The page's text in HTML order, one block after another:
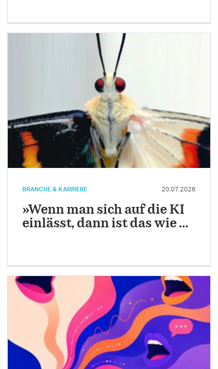
BRANCHE & KARRIERE 20.07.2026
»Wenn man sich auf die KI
einlässt, dann ist das wie …